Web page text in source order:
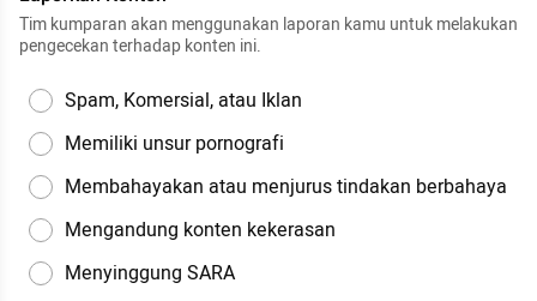
Tim kumparan akan menggunakan laporan kamu untuk melakukan
pengecekan terhadap konten ini.
Spam, Komersial, atau Iklan
Memiliki unsur pornografi
Membahayakan atau menjurus tindakan berbahaya
Mengandung konten kekerasan
Menyinggung SARA